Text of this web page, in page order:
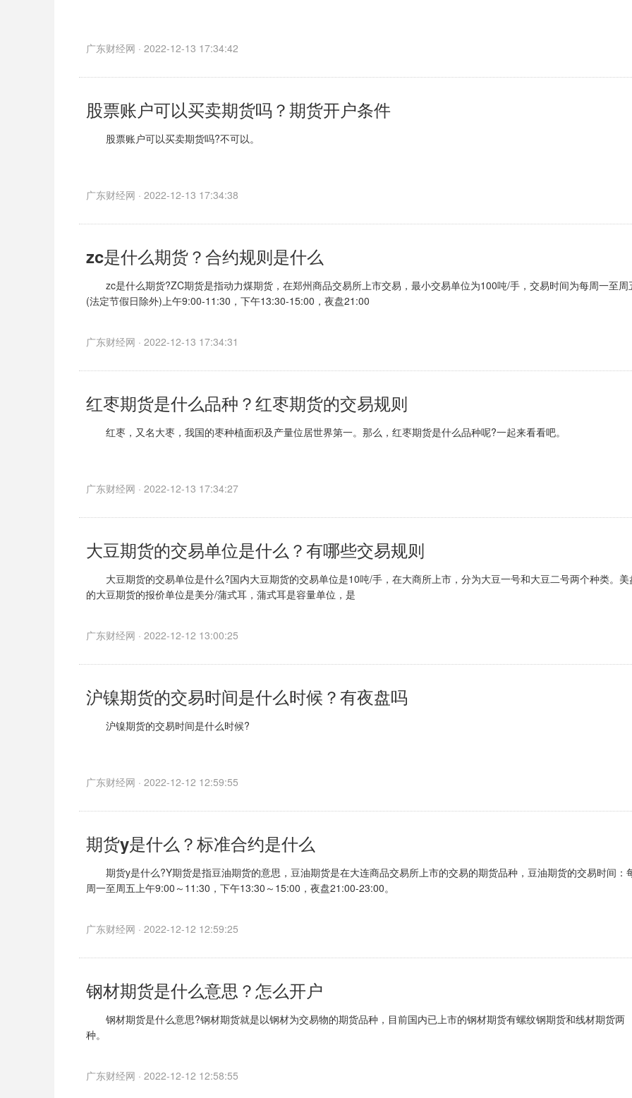
动力煤期货合约自2013年9月26日(星期四)起上
广东财经网 · 2022-12-13 17:34:42
股票账户可以买卖期货吗？期货开户条件
股票账户可以买卖期货吗?不可以。
广东财经网 · 2022-12-13 17:34:38
zc是什么期货？合约规则是什么
zc是什么期货?ZC期货是指动力煤期货，在郑州商品交易所上市交易，最小交易单位为100吨/手，交易时间为每周一至周
(法定节假日除外)上午9:00-11:30，下午13:30-15:00，夜盘21:00
广东财经网 · 2022-12-13 17:34:31
红枣期货是什么品种？红枣期货的交易规则
红枣，又名大枣，我国的枣种植面积及产量位居世界第一。那么，红枣期货是什么品种呢?一起来看看吧。
广东财经网 · 2022-12-13 17:34:27
大豆期货的交易单位是什么？有哪些交易规则
大豆期货的交易单位是什么?国内大豆期货的交易单位是10吨/手，在大商所上市，分为大豆一号和大豆二号两个种类。美
的大豆期货的报价单位是美分/蒲式耳，蒲式耳是容量单位，是
广东财经网 · 2022-12-12 13:00:25
沪镍期货的交易时间是什么时候？有夜盘吗
沪镍期货的交易时间是什么时候?
日盘具体交易时间
广东财经网 · 2022-12-12 12:59:55
期货y是什么？标准合约是什么
期货y是什么?Y期货是指豆油期货的意思，豆油期货是在大连商品交易所上市的交易的期货品种，豆油期货的交易时间：
周一至周五上午9:00～11:30，下午13:30～15:00，夜盘21:00-23:00。
广东财经网 · 2022-12-12 12:59:25
钢材期货是什么意思？怎么开户
钢材期货是什么意思?钢材期货就是以钢材为交易物的期货品种，目前国内已上市的钢材期货有螺纹钢期货和线材期货两
种。
广东财经网 · 2022-12-12 12:58:55